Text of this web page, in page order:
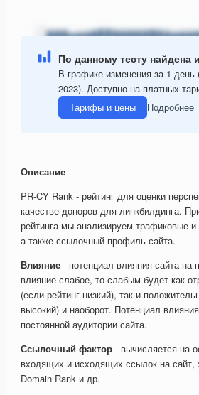
По данному тесту найдена
В графике изменения за 1 день
2023). Доступно на платных
Тарифы и цены
Подробнее
Описание
PR-CY Rank - рейтинг для оценки
качестве доноров для линкбилдинга.
рейтинга мы анализируем трафиковые
а также ссылочный профиль сайта.
Влияние - потенциал влияния сайта на
влияние слабое, то слабым будет как
(если рейтинг низкий), так и
высокий) и наоборот. Потенциал
постоянной аудитории сайта.
Ссылочный фактор - вычисляется на
входящих и исходящих ссылок на сайт,
Domain Rank и др.